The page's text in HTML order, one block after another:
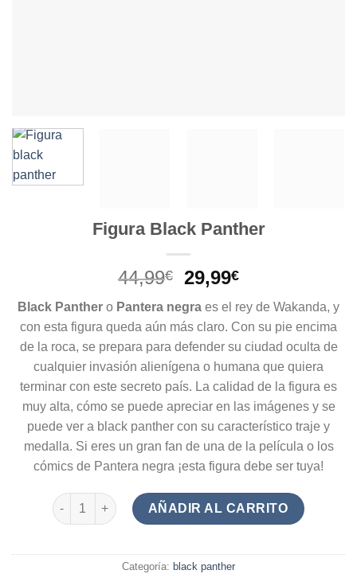
Figura Black Panther
44,99€
El
original
era:
44,99€.
29,99€El
actual
es:
29,99€.
Black Panther o Pantera negra es el rey de Wakanda, y
con esta figura queda aún más claro. Con su pie encima
de la roca, se prepara para defender su ciudad oculta de
cualquier invasión alienígena o humana que quiera
terminar con este secreto país. La calidad de la figura es
muy alta, cómo se puede apreciar en las imágenes y se
puede ver a black panther con su característico traje y
medalla. Si eres un gran fan de una de la película o los
cómics de Pantera negra ¡esta figura debe ser tuya!
Figura Black Panther cantidad
AÑADIR AL CARRITO
Categoría: black panther